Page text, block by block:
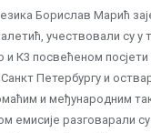
Борислав Марић
учествовали су у
и К3 посвећеном посјети
Петербургу и
и међународним
емисије разговарали су